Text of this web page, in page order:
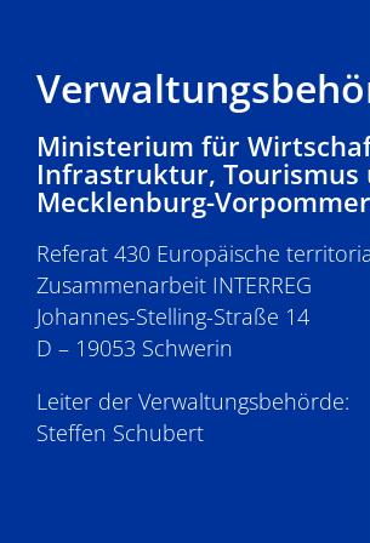
Ministerium für
Infrastruktur, Tourismus
Mecklenburg-
Referat 430 Europäische
Zusammenarbeit INTERREG
Johannes-Stelling-Straße 14
D – 19053 Schwerin
Leiter der Verwaltungsbehörde:
Steffen Schubert